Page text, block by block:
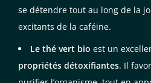
se détendre tout au long de la
excitants de la caféine.
Le thé vert bio est un
propriétés détoxifiantes. Il